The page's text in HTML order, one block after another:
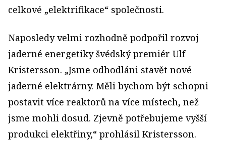
celkové „elektri­fikace“ společnosti.
Naposledy velmi rozhodně podpořil rozvoj
jaderné energetiky švédský premiér Ulf
Kristersson. „Jsme odhodláni stavět nové
jaderné elektrárny. Měli bychom být schopni
postavit více reaktorů na více místech, než
jsme mohli dosud. Zjevně potřebujeme vyšší
produkci elektřiny,“ prohlásil Kristersson.